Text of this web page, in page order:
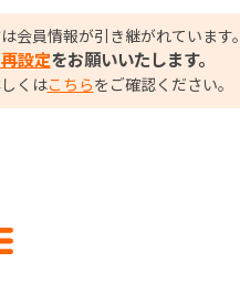
会員情報が引き継がれています。
設定をお願いいたします。
くはこちらをご確認ください。